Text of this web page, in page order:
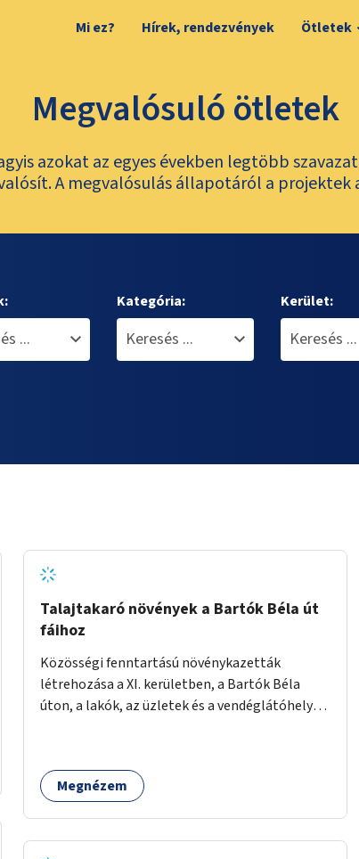
Mi ez? Hírek, rendezvények Ötletek
Megvalósuló ötletek
azokat az egyes években legtöbb
A megvalósulás állapotáról a
Kategória: Kerület:
Talajtakaró növények a Bartók Béla út
fáihoz
Közösségi fenntartású növénykazetták
létrehozása a XI. kerületben, a Bartók Béla
úton, a lakók, az üzletek és a vendéglátóhelyek
Megnézem